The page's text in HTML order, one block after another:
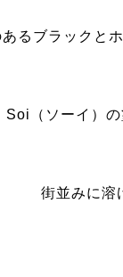
るブラックと
Soi（ソーイ）の
街並みに溶